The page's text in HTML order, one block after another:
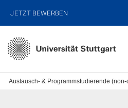
JETZT BEWERBEN
Austausch- & Programmstudierende